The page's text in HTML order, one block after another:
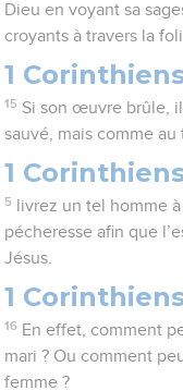
Dieu en voyant sa
croyants à travers la
1
15 Si son œuvre brûle,
sauvé, mais comme au
1
5
livrez un tel homme
pécheresse afin que
Jésus.
1
16 En effet, comment
mari ? Ou comment
femme ?